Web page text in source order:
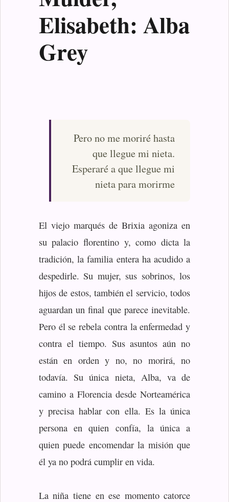
Elisabeth: Alba
Grey
Pero no me moriré hasta
que llegue mi nieta.
Esperaré a que llegue mi
nieta para morirme
El viejo marqués de Brixia agoniza en
su palacio florentino y, como dicta la
tradición, la familia entera ha acudido a
despedirle. Su mujer, sus sobrinos, los
hijos de estos, también el servicio, todos
aguardan un final que parece inevitable.
Pero él se rebela contra la enfermedad y
contra el tiempo. Sus asuntos aún no
están en orden y no, no morirá, no
todavía. Su única nieta, Alba, va de
camino a Florencia desde Norteamérica
y precisa hablar con ella. Es la única
persona en quien confía, la única a
quien puede encomendar la misión que
él ya no podrá cumplir en vida.
La niña tiene en ese momento catorce